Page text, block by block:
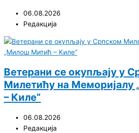
06.08.2026
Редакција
Ветерани се окупљају у
Милетићу на
– Киле“
06.08.2026
Редакција